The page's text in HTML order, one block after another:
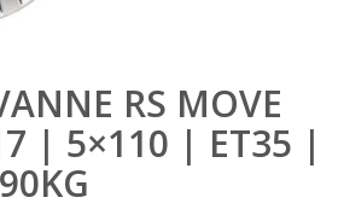
RS MOVE
| 5×110 | ET35 |